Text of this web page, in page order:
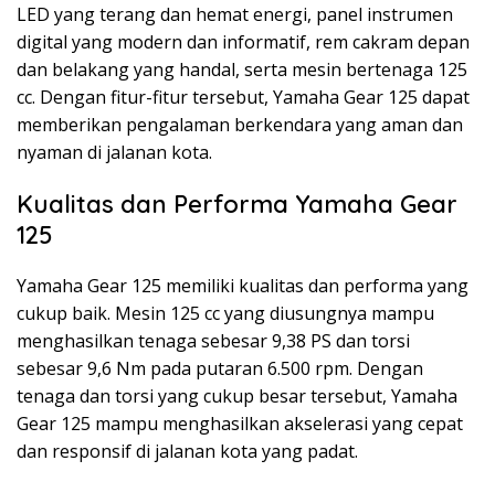
LED yang terang dan hemat energi, panel instrumen
digital yang modern dan informatif, rem cakram depan
dan belakang yang handal, serta mesin bertenaga 125
cc. Dengan fitur-fitur tersebut, Yamaha Gear 125 dapat
memberikan pengalaman berkendara yang aman dan
nyaman di jalanan kota.
Kualitas dan Performa Yamaha Gear
125
Yamaha Gear 125 memiliki kualitas dan performa yang
cukup baik. Mesin 125 cc yang diusungnya mampu
menghasilkan tenaga sebesar 9,38 PS dan torsi
sebesar 9,6 Nm pada putaran 6.500 rpm. Dengan
tenaga dan torsi yang cukup besar tersebut, Yamaha
Gear 125 mampu menghasilkan akselerasi yang cepat
dan responsif di jalanan kota yang padat.